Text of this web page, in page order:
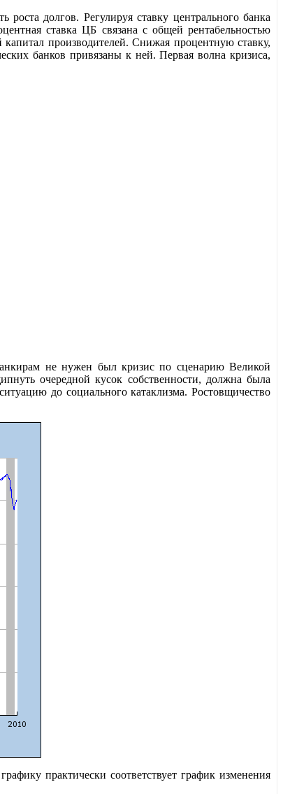
роста долгов. Регулируя ставку центрального банка
ставка ЦБ связана с общей рентабельностью
производителей. Снижая процентную ставку,
банков привязаны к ней. Первая волна кризиса,
не нужен был кризис по сценарию Великой
очередной кусок собственности, должна была
до социального катаклизма. Ростовщичество
практически соответствует график изменения